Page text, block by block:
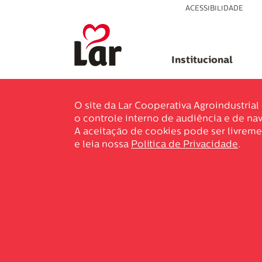
ACESSIBILIDADE
Institucional
O site da Lar Cooperativa
o controle interno de audiência e de
A aceitação de cookies pode ser
e leia nossa Política de Privacidade.